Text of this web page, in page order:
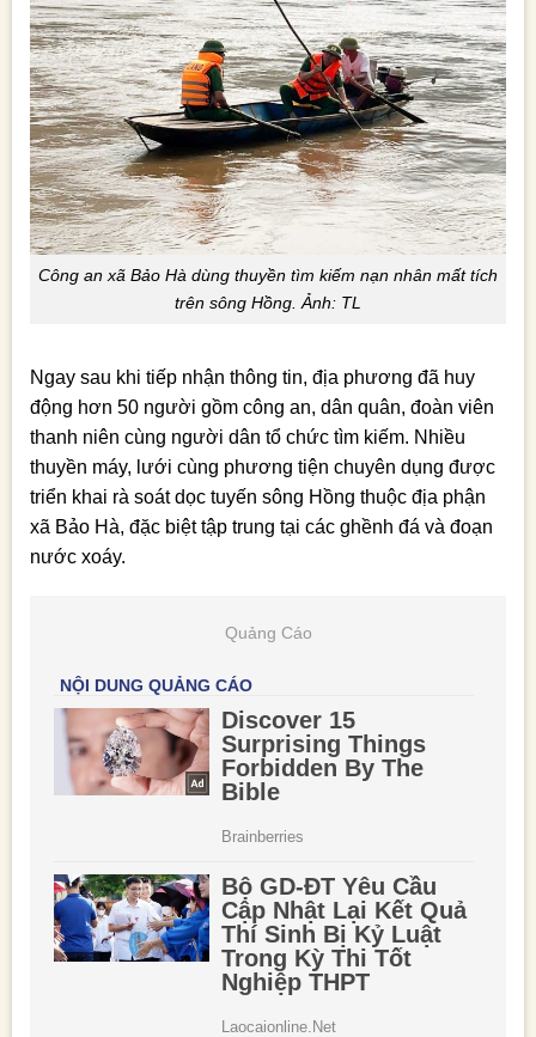
Công an xã Bảo Hà dùng thuyền tìm kiếm nạn nhân mất tích
trên sông Hồng. Ảnh: TL
Ngay sau khi tiếp nhận thông tin, địa phương đã huy
động hơn 50 người gồm công an, dân quân, đoàn viên
thanh niên cùng người dân tổ chức tìm kiếm. Nhiều
thuyền máy, lưới cùng phương tiện chuyên dụng được
triển khai rà soát dọc tuyến sông Hồng thuộc địa phận
xã Bảo Hà, đặc biệt tập trung tại các ghềnh đá và đoạn
nước xoáy.
Quảng Cáo